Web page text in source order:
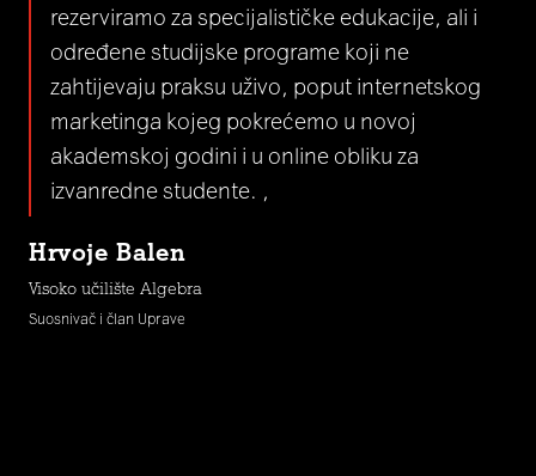
rezerviramo za specijalističke edukacije, ali i
određene studijske programe koji ne
zahtijevaju praksu uživo, poput internetskog
marketinga kojeg pokrećemo u novoj
akademskoj godini i u online obliku za
izvanredne studente. ,
Hrvoje Balen
Visoko učilište Algebra
Suosnivač i član Uprave